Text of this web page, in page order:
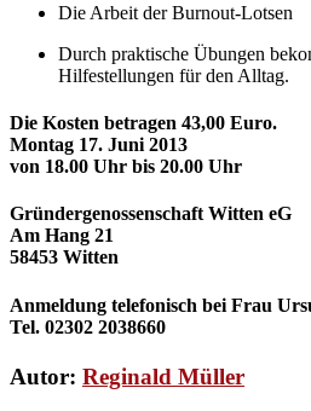
Die Arbeit der Burnout-Lotsen
Durch praktische Übungen
Hilfestellungen für den Alltag.
Die Kosten betragen 43,00 Euro.
Montag 17. Juni 2013
von 18.00 Uhr bis 20.00 Uhr
Gründergenossenschaft Witten eG
Am Hang 21
58453 Witten
Anmeldung telefonisch bei Frau
Tel. 02302 2038660
Autor: Reginald Müller